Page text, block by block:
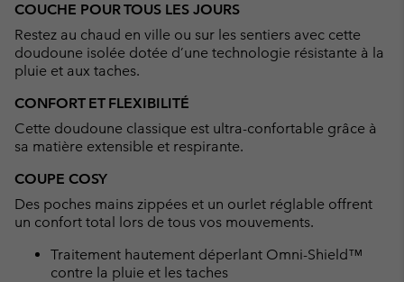
COUCHE POUR TOUS LES JOURS
Restez au chaud en ville ou sur les sentiers avec cette
doudoune isolée dotée d’une technologie résistante à la
pluie et aux taches.
CONFORT ET FLEXIBILITÉ
Cette doudoune classique est ultra-confortable grâce à
sa matière extensible et respirante.
COUPE COSY
Des poches mains zippées et un ourlet réglable offrent
un confort total lors de tous vos mouvements.
Traitement hautement déperlant Omni-Shield™
contre la pluie et les taches